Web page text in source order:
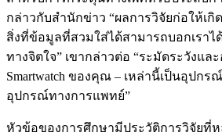
กล่าวกับสำนักข่าว “ผลการวิจัยก่อให้เ
สิ่งที่ข้อมูลที่สวมใส่ได้สามารถบอกเราไ
ทางจิตใจ” เขากล่าวต่อ “ระมัดระวังแล
Smartwatch ของคุณ – เหล่านี้เป็นอุปก
อุปกรณ์ทางการแพทย์”
หัวข้อของการศึกษามีประวัติการวิจัยที่